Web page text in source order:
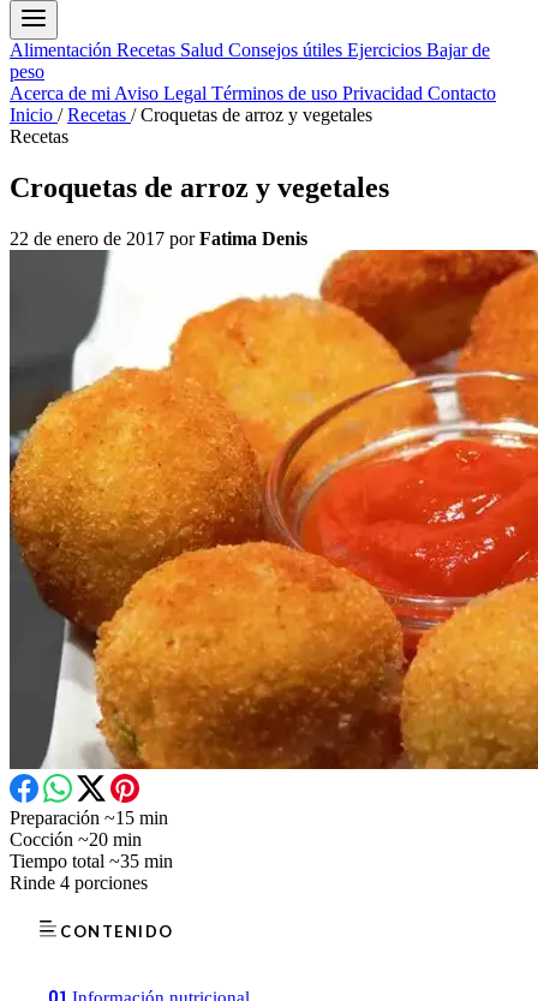
Alimentación Recetas Salud Consejos útiles Ejercicios Bajar de
peso
Acerca de mi Aviso Legal Términos de uso Privacidad Contacto
Inicio / Recetas / Croquetas de arroz y vegetales
Recetas
Croquetas de arroz y vegetales
22 de enero de 2017 porFatima Denis
Preparación ~15 min
Cocción ~20 min
Tiempo total ~35 min
Rinde 4 porciones
CONTENIDO